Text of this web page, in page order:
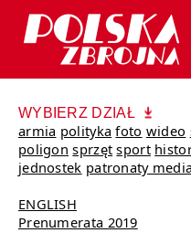
WYBIERZ DZIAŁ
armia polityka foto wideo
poligon sprzęt sport
jednostek patronaty
ENGLISH
Prenumerata 2019